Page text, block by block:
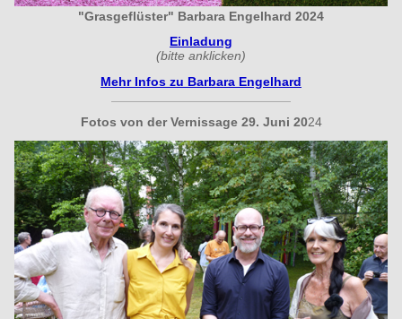
"Grasgeflüster" Barbara Engelhard 2024
Einladung
(bitte anklicken)
Mehr Infos zu Barbara Engelhard
Fotos von der Vernissage 29. Juni 2024